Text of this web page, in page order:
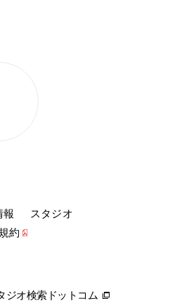
報
スタジオ
約
ジオ検索ドットコム